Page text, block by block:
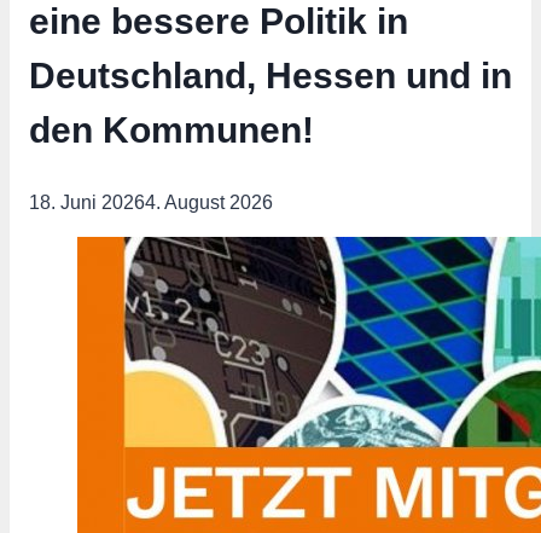
eine bessere Politik in
Deutschland, Hessen und in
den Kommunen!
18. Juni 20264. August 2026